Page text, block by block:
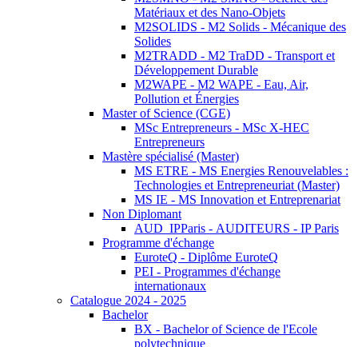
Matériaux et des Nano-Objets
M2SOLIDS - M2 Solids - Mécanique des
Solides
M2TRADD - M2 TraDD - Transport et
Développement Durable
M2WAPE - M2 WAPE - Eau, Air,
Pollution et Énergies
Master of Science (CGE)
MSc Entrepreneurs - MSc X-HEC
Entrepreneurs
Mastère spécialisé (Master)
MS ETRE - MS Energies Renouvelables :
Technologies et Entrepreneuriat (Master)
MS IE - MS Innovation et Entreprenariat
Non Diplomant
AUD_IPParis - AUDITEURS - IP Paris
Programme d'échange
EuroteQ - Diplôme EuroteQ
PEI - Programmes d'échange
internationaux
Catalogue 2024 - 2025
Bachelor
BX - Bachelor of Science de l'Ecole
polytechnique